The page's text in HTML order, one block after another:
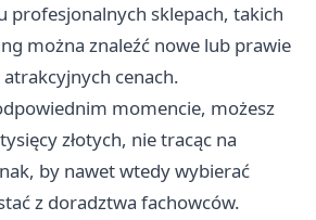
profesjonalnych sklepach, takich
można znaleźć nowe lub prawie
cenach.
momencie, możesz
złotych, nie tracąc na
by nawet wtedy wybierać
z doradztwa fachowców.